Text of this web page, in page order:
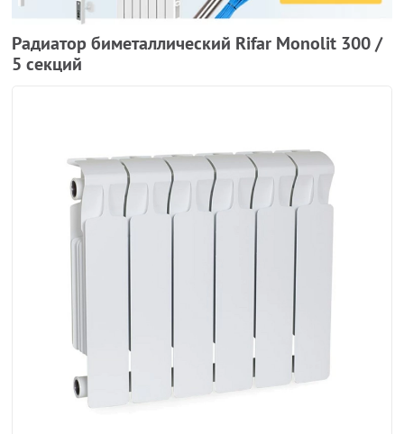
Радиатор биметаллический Rifar Monolit 300 /
5 секций